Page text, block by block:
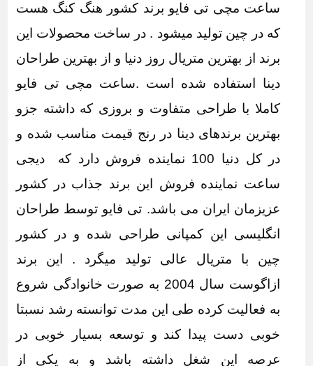
ساعت مچی تی فایو برند کشور هنگ کنگ هست
که در چین تولید میشود . در ساخت محصولات این
برند از بهترین متریال روز دنیا و از بهترین طراحان
دینا استفاده شده است .ساعت مچی تی فایو
کاملا با طراحی متفاوت و بروزی که داشته جزو
بهترین برندهای دینا در رنج قیمت مناسب شده و
در کل دنیا 100 نماینده فروش دارد که
دیجی
ساعت نماینده فروش این برند جذاب در کشور
عزیزمان ایران می باشد. تی فایو توسط طراحان
انگلیسی این کمپانی طراحی شده و در کشور
چین با متریال عالی تولید میگرد . این برند
ازاگوست سال 2004 به صورت خانوادگی شروع
به فعالیت کرده طی این مدت توانسته رشد نسبتا
خوبی دست پیدا کند و توسعه بسیار خوبی در
عرصه این شغل داشته باشد و به یکی از